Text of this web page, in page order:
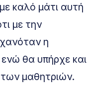
καλό μάτι αυτή
με την
η
θα υπήρχε και
μαθητριών.